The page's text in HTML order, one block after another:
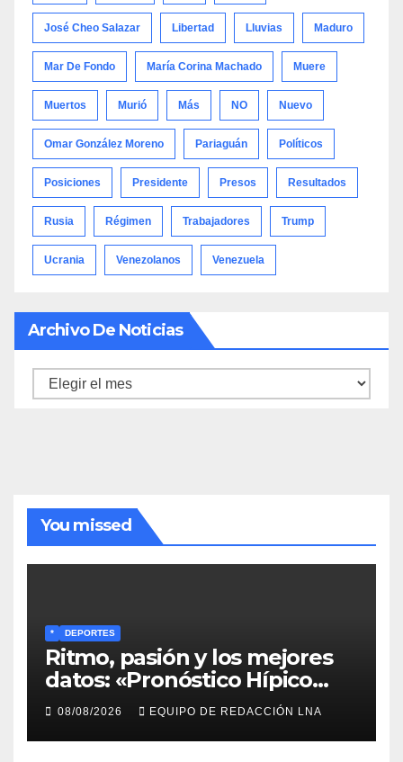
José Cheo Salazar Libertad Lluvias Maduro
Mar De Fondo María Corina Machado Muere
Muertos Murió Más NO Nuevo
Omar González Moreno Pariaguán Políticos
Posiciones Presidente Presos Resultados
Rusia Régimen Trabajadores Trump
Ucrania Venezolanos Venezuela
Archivo De Noticias
Archivo
You missed
* DEPORTES
Ritmo, pasión y los mejores
datos: «Pronóstico Hípico
Musical» se adueña de los
domingos en La Poderosa
90.3 FM
08/08/2026 EQUIPO DE REDACCIÓN LNA